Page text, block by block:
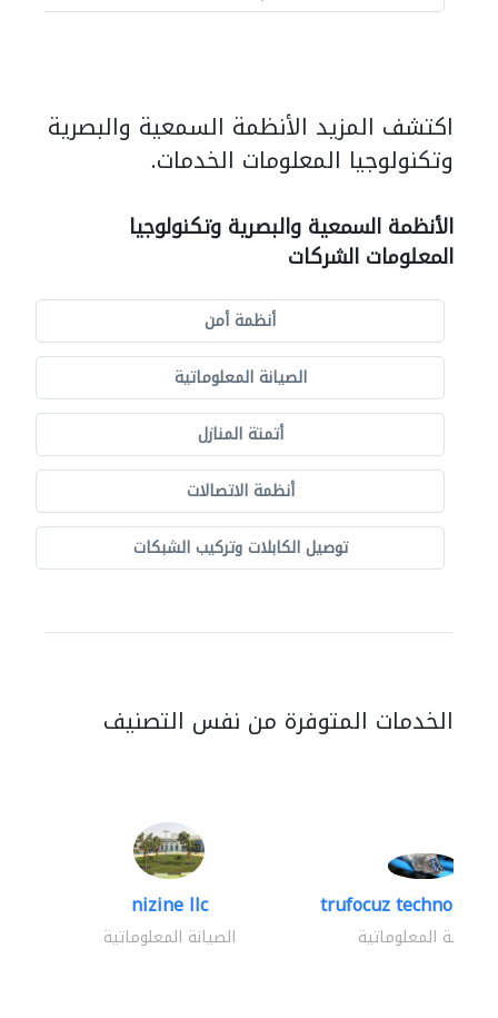
اكتشف المزيد الأنظمة السمعية والبصرية
وتكنولوجيا المعلومات الخدمات.
الأنظمة السمعية والبصرية وتكنولوجيا
المعلومات الشركات
أنظمة أمن
الصيانة المعلوماتية
أتمتة المنازل
أنظمة الاتصالات
توصيل الكابلات وتركيب الشبكات
الخدمات المتوفرة من نفس التصنيف
nizine llc
الصيانة المعلوماتية
trufocuz
الصيانة المعلوماتية